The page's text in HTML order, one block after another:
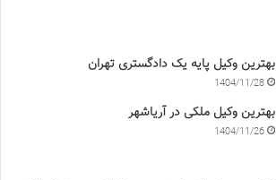
بهترین وکیل پایه یک دادگستری تهران
1404/11/28
بهترین وکیل ملکی در آریاشهر
1404/11/26